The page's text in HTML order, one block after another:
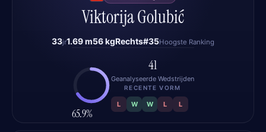
Viktorija Golubić
33jr1.69 m56 kgRechts#35Hoogste Ranking
65.9%
41
Geanalyseerde Wedstrijden
RECENTE VORM
L W W L L